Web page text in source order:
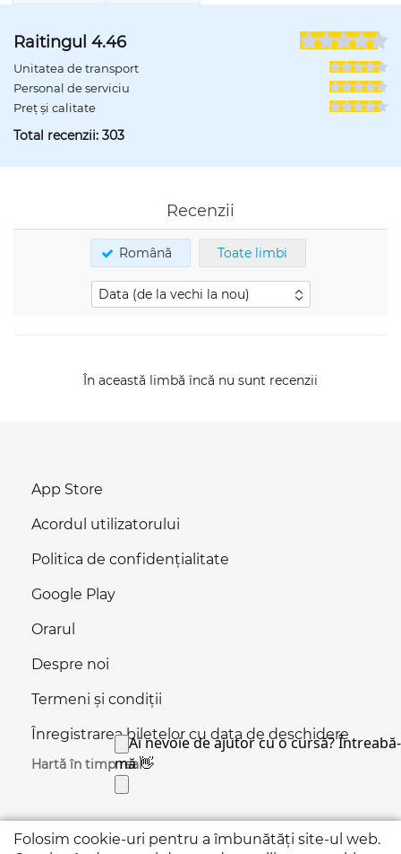
Raitingul 4.46
Unitatea de transport
Personal de serviciu
Preț și calitate
Total recenzii: 303
Recenzii
Română Toate limbi
În această limbă încă nu sunt recenzii
App Store
Acordul utilizatorului
Politica de confidențialitate
Google Play
Orarul
Despre noi
Termeni și condiții
Înregistrarea biletelor cu data de deschidere
Hartă în timp real
Folosim cookie-uri pentru a îmbunătăți site-ul web.